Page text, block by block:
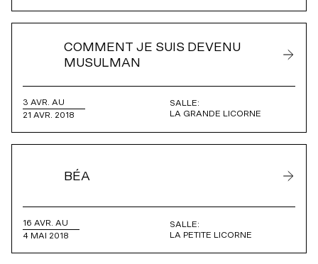
COMMENT JE SUIS DEVENU
MUSULMAN
3 AVR. AU
21 AVR. 2018
SALLE:
LA GRANDE LICORNE
BÉA
16 AVR. AU
4 MAI 2018
SALLE:
LA PETITE LICORNE